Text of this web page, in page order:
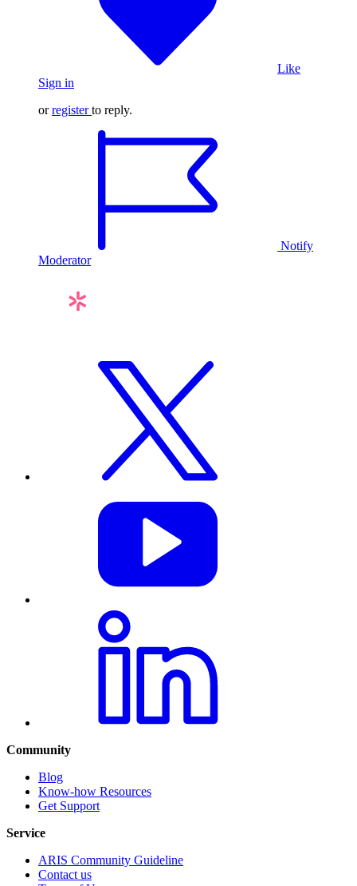
Like
Sign in
orregister to reply.
Notify
Moderator
Community
Blog
Know-how Resources
Get Support
Service
ARIS Community Guideline
Contact us